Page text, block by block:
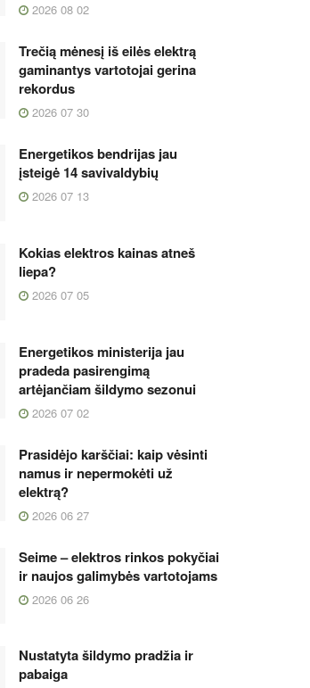
2026 08 02
Trečią mėnesį iš eilės elektrą
gaminantys vartotojai gerina
rekordus
2026 07 30
Energetikos bendrijas jau
įsteigė 14 savivaldybių
2026 07 13
Kokias elektros kainas atneš
liepa?
2026 07 05
Energetikos ministerija jau
pradeda pasirengimą
artėjančiam šildymo sezonui
2026 07 02
Prasidėjo karščiai: kaip vėsinti
namus ir nepermokėti už
elektrą?
2026 06 27
Seime – elektros rinkos pokyčiai
ir naujos galimybės vartotojams
2026 06 26
Nustatyta šildymo pradžia ir
pabaiga